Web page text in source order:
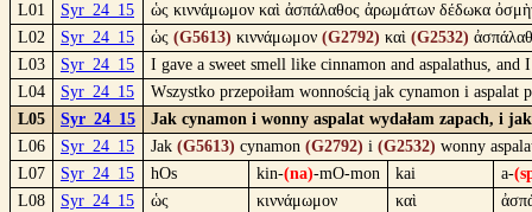
L01 Syr_24_15
ὡς κιννάμωμον καὶ ἀσπάλαθος ἀρωμάτων δέδωκα
L02
Syr_24_15 ὡς (G5613) κιννάμωμον (G2792) καὶ (G2532)
L03
Syr_24_15
I gave a sweet smell like cinnamon and aspalathus,
L04
Syr_24_15
Wszystko przepoiłam wonnością jak cynamon i
L05
Syr_24_15
Jak cynamon i wonny aspalat wydałam zapach, i
L06
Syr_24_15 Jak (G5613) cynamon (G2792) i (G2532) wonny
L07
Syr_24_15 hOs kin-(na)-mO-mon kai a-
L08
Syr_24_15 ὡς κιννάμωμον καὶ